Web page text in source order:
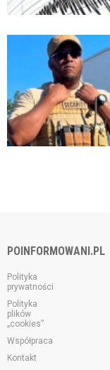
POINFORMOWANI.PL
Polityka
prywatności
Polityka
plików
„cookies”
Współpraca
Kontakt